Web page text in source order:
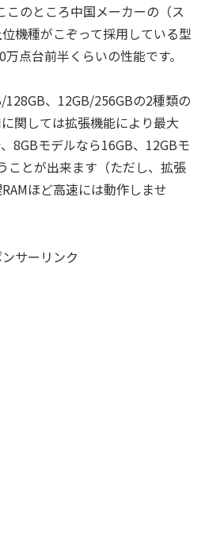
このところ中国メーカーの（ス
機種がこぞって採用している型
点台前半くらいの性能です。
128GB、12GB/256GBの2種類の
関しては拡張機能により最大
8GBモデルなら16GB、12GBモ
ことが出来ます（ただし、拡張
ほど高速には動作しませ
サーリンク